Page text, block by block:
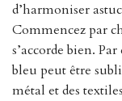
d’harmoniser
Commencez par
s’accorde bien.
bleu peut être
métal et des